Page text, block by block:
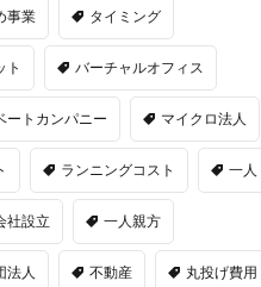
事業 タイミング
ト バーチャルオフィス
ートカンパニー マイクロ法人
ランニングコスト 一人
社設立 一人親方
法人 不動産 丸投げ費用